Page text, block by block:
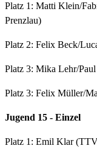
Platz 1: Matti Klein/
Prenzlau)
Platz 2: Felix Beck/
Platz 3: Mika Lehr/
Platz 3: Felix Müller/
Jugend 15 - Einzel
Platz 1: Emil Klar